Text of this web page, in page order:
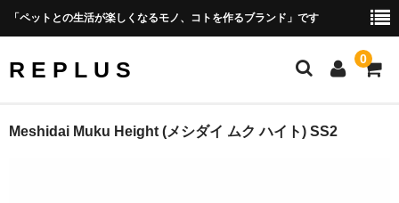
「ペットとの生活が楽しくなるモノ、コトを作るブランド」です
R E P L U S 0
Official Site
Meshidai Muku Height (メシダイ ムク ハイト) SS2